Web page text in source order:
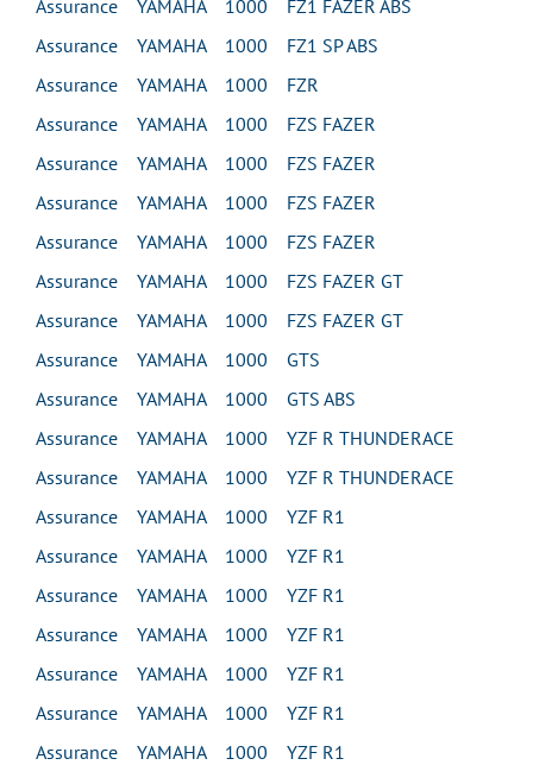
Assurance YAMAHA 1000 FZ1 FAZER ABS
Assurance YAMAHA 1000 FZ1 SP ABS
Assurance YAMAHA 1000 FZR
Assurance YAMAHA 1000 FZS FAZER
Assurance YAMAHA 1000 FZS FAZER
Assurance YAMAHA 1000 FZS FAZER
Assurance YAMAHA 1000 FZS FAZER
Assurance YAMAHA 1000 FZS FAZER GT
Assurance YAMAHA 1000 FZS FAZER GT
Assurance YAMAHA 1000 GTS
Assurance YAMAHA 1000 GTS ABS
Assurance YAMAHA 1000 YZF R THUNDERACE
Assurance YAMAHA 1000 YZF R THUNDERACE
Assurance YAMAHA 1000 YZF R1
Assurance YAMAHA 1000 YZF R1
Assurance YAMAHA 1000 YZF R1
Assurance YAMAHA 1000 YZF R1
Assurance YAMAHA 1000 YZF R1
Assurance YAMAHA 1000 YZF R1
Assurance YAMAHA 1000 YZF R1